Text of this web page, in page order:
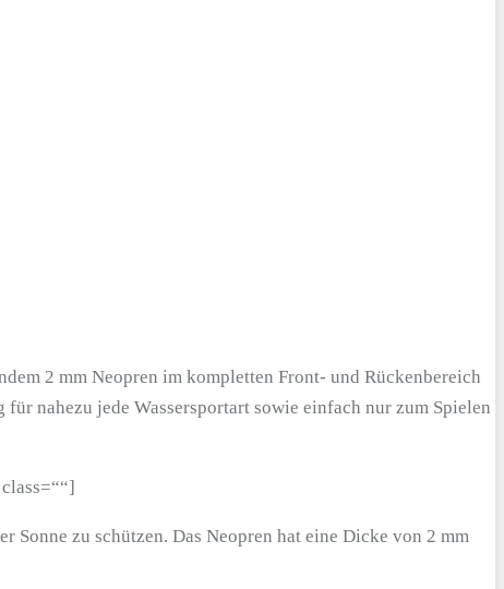
2 mm Neopren im kompletten Front- und Rückenbereich
nahezu jede Wassersportart sowie einfach nur zum Spielen
Sonne zu schützen. Das Neopren hat eine Dicke von 2 mm